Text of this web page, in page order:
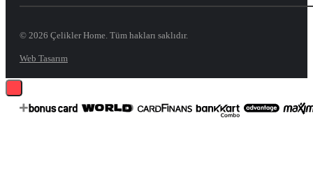
© 2026 Çelikler Home. Tüm hakları saklıdır.
Web Tasarım